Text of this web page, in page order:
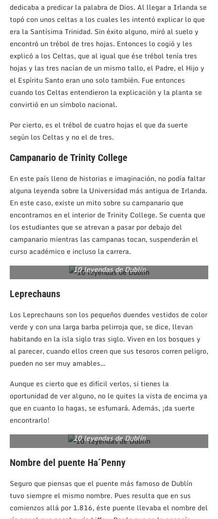
dedicaba a predicar la palabra de Dios. Al llegar a Irlanda se
topó con unos celtas a los cuales les intentó explicar lo que
era la Santísima Trinidad. Sin éxito alguno, miró al suelo y
encontró un trébol de tres hojas. Entonces lo cogió y les
explicó a los Celtas, que al igual que ése trébol tenía tres
hojas y las tres nacían de un mismo tallo, el Padre, el Hijo y
el Espíritu Santo eran uno solo también. Fue entonces
cuando los Celtas entendieron la explicación y la planta se
convirtió en un símbolo nacional.
Por cierto, es el trébol de cuatro hojas el que da suerte
según los Celtas y no el de tres.
Campanario de Trinity College
En este país lleno de historias e imaginación, no podía faltar
alguna leyenda sobre la Universidad más antigua de Irlanda.
En este caso, existe un mito sobre su campanario que
encontramos en el interior de Trinity College. Se cuenta que
los estudiantes que se atrevan a pasar por debajo del
campanario mientras las campanas tocan, suspenderán el
curso académico e incluso la carrera.
10 leyendas de Dublín
Leprechauns
Los Leprechauns son los pequeños duendes vestidos de color
verde y con una larga barba pelirroja que, se dice, llevan
habitando en la isla siglo tras siglo. Viven en los bosques y
al parecer, cuando ellos creen que sus tesoros corren peligro,
pueden no ser muy amables…
Aunque es cierto que es difícil verlos, si tienes la
oportunidad de ver alguno, no le quites la vista de encima ya
que en cuanto lo hagas, se esfumará. Además, ¡da suerte
encontrarlo!
10 leyendas de Dublín
Nombre del puente Ha´Penny
Seguro que piensas que el puente más famoso de Dublín
tuvo siempre el mismo nombre. Pues resulta que en sus
comienzos allá por 1.816, éste puente llevaba el nombre del